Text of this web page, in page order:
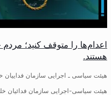
اعدام‌ها را متوقف کنید؛
هستند.
هیئت سیاسی ـ اجرایی سازمان فداییان
هیئت سیاسی-اجرایی سازمان فدائیان